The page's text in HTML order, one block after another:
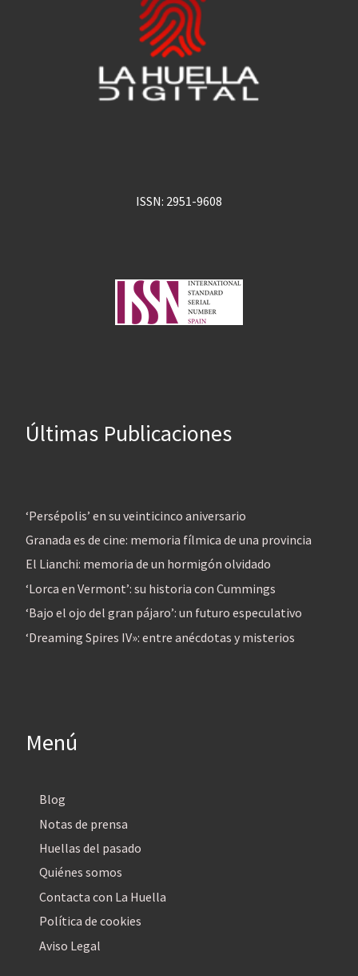
ISSN: 2951-9608
Últimas Publicaciones
‘Persépolis’ en su veinticinco aniversario
Granada es de cine: memoria fílmica de una provincia
El Lianchi: memoria de un hormigón olvidado
‘Lorca en Vermont’: su historia con Cummings
‘Bajo el ojo del gran pájaro’: un futuro especulativo
‘Dreaming Spires IV»: entre anécdotas y misterios
Menú
Blog
Notas de prensa
Huellas del pasado
Quiénes somos
Contacta con La Huella
Política de cookies
Aviso Legal